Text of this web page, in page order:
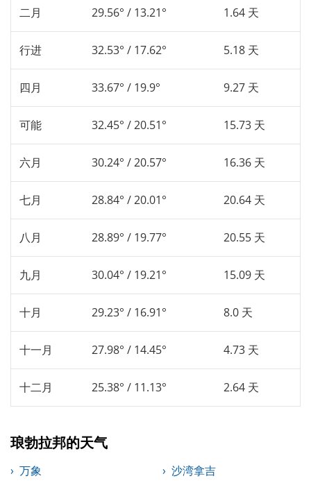
二月 29.56° / 13.21° 1.64 天
行进 32.53° / 17.62° 5.18 天
四月 33.67° / 19.9° 9.27 天
可能 32.45° / 20.51° 15.73 天
六月 30.24° / 20.57° 16.36 天
七月 28.84° / 20.01° 20.64 天
八月 28.89° / 19.77° 20.55 天
九月 30.04° / 19.21° 15.09 天
十月 29.23° / 16.91° 8.0 天
十一月 27.98° / 14.45° 4.73 天
十二月 25.38° / 11.13° 2.64 天
琅勃拉邦的天气
万象
沙湾拿吉